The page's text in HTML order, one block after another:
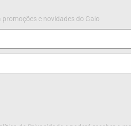
promoções e novidades do Galo